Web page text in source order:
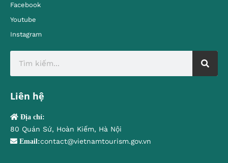
Facebook
Youtube
Instagram
Liên hệ
Địa chỉ:
80 Quán Sứ, Hoàn Kiếm, Hà Nội
Email:contact@vietnamtourism.gov.vn